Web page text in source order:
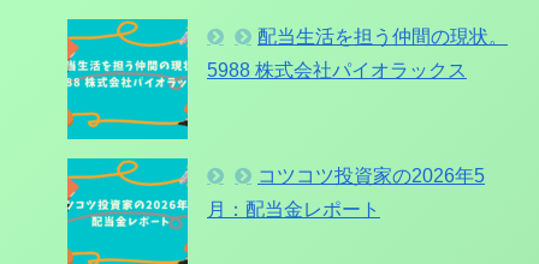
配当生活を担う仲間の現状。
5988 株式会社パイオラックス
コツコツ投資家の2026年5
月：配当金レポート